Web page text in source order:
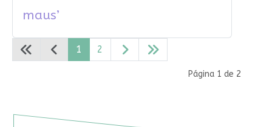
maus’
Página 1 de 2
1 2